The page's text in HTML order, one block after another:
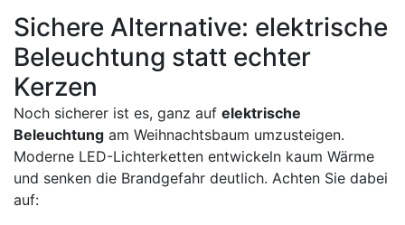
Sichere Alternative: elektrische
Beleuchtung statt echter
Kerzen
Noch sicherer ist es, ganz auf elektrische
Beleuchtung am Weihnachtsbaum umzusteigen.
Moderne LED-Lichterketten entwickeln kaum Wärme
und senken die Brandgefahr deutlich. Achten Sie dabei
auf: